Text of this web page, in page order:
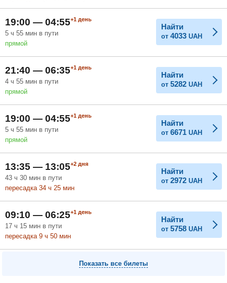
19:00 — 04:55+1 день
5 ч 55 мин в пути
прямой
Найти
от 4033 UAH
21:40 — 06:35+1 день
4 ч 55 мин в пути
прямой
Найти
от 5282 UAH
19:00 — 04:55+1 день
5 ч 55 мин в пути
прямой
Найти
от 6671 UAH
13:35 — 13:05+2 дня
43 ч 30 мин в пути
пересадка 34 ч 25 мин
Найти
от 2972 UAH
09:10 — 06:25+1 день
17 ч 15 мин в пути
пересадка 9 ч 50 мин
Найти
от 5758 UAH
Показать все билеты